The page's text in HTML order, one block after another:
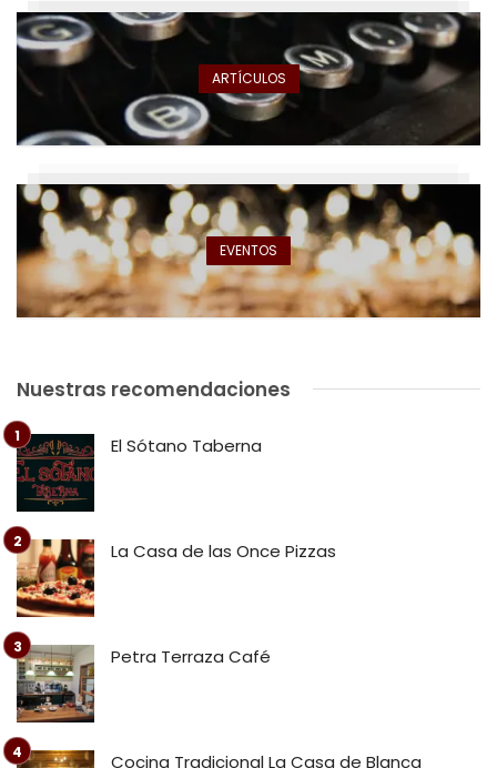
ARTÍCULOS
EVENTOS
Nuestras recomendaciones
El Sótano Taberna
La Casa de las Once Pizzas
Petra Terraza Café
Cocina Tradicional La Casa de Blanca